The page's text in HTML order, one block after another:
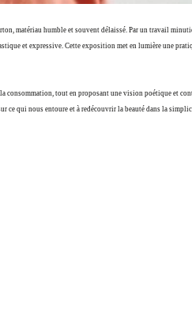
matériau humble et souvent délaissé. Par un travail
et expressive. Cette exposition met en lumière une
consommation, tout en proposant une vision poétique et
ce qui nous entoure et à redécouvrir la beauté dans la